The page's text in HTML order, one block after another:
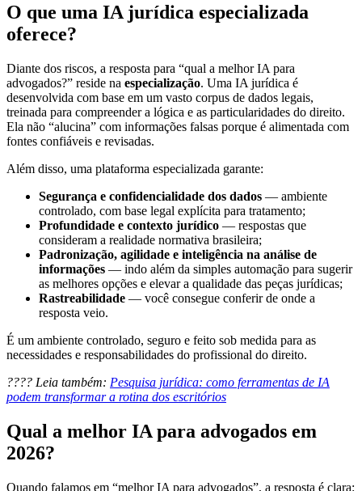
O que uma IA jurídica especializada
oferece?
Diante dos riscos, a resposta para “qual a melhor IA para
advogados?” reside na especialização. Uma IA jurídica é
desenvolvida com base em um vasto corpus de dados legais,
treinada para compreender a lógica e as particularidades do direito.
Ela não “alucina” com informações falsas porque é alimentada com
fontes confiáveis e revisadas.
Além disso, uma plataforma especializada garante:
Segurança e confidencialidade dos dados — ambiente
controlado, com base legal explícita para tratamento;
Profundidade e contexto jurídico — respostas que
consideram a realidade normativa brasileira;
Padronização, agilidade e inteligência na análise de
informações — indo além da simples automação para sugerir
as melhores opções e elevar a qualidade das peças jurídicas;
Rastreabilidade — você consegue conferir de onde a
resposta veio.
É um ambiente controlado, seguro e feito sob medida para as
necessidades e responsabilidades do profissional do direito.
???? Leia também: Pesquisa jurídica: como ferramentas de IA
podem transformar a rotina dos escritórios
Qual a melhor IA para advogados em
2026?
Quando falamos em “melhor IA para advogados”, a resposta é clara: